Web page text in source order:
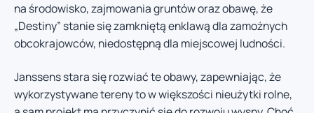
na środowisko, zajmowania gruntów oraz obawę, że
„Destiny” stanie się zamkniętą enklawą dla zamożnych
obcokrajowców, niedostępną dla miejscowej ludności.
Janssens stara się rozwiać te obawy, zapewniając, że
wykorzystywane tereny to w większości nieużytki rolne,